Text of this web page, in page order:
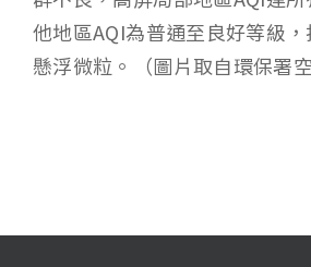
他地區AQI為普通至良好等級
懸浮微粒。（圖片取自環保署